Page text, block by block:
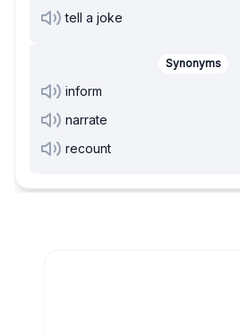
tell a joke
Synonyms
inform
narrate
recount